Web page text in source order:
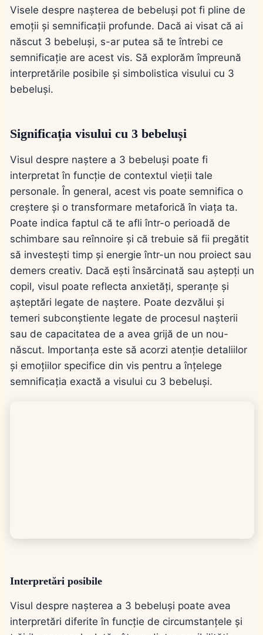
Visele despre nașterea de bebeluși pot fi pline de
emoții și semnificații profunde. Dacă ai visat că ai
născut 3 bebeluși, s-ar putea să te întrebi ce
semnificație are acest vis. Să explorăm împreună
interpretările posibile și simbolistica visului cu 3
bebeluși.
Significația visului cu 3 bebeluși
Visul despre naștere a 3 bebeluși poate fi
interpretat în funcție de contextul vieții tale
personale. În general, acest vis poate semnifica o
creștere și o transformare metaforică în viața ta.
Poate indica faptul că te afli într-o perioadă de
schimbare sau reînnoire și că trebuie să fii pregătit
să investești timp și energie într-un nou proiect sau
demers creativ. Dacă ești însărcinată sau aștepți un
copil, visul poate reflecta anxietăți, speranțe și
așteptări legate de naștere. Poate dezvălui și
temeri subconștiente legate de procesul nașterii
sau de capacitatea de a avea grijă de un nou-
născut. Importanța este să acorzi atenție detaliilor
și emoțiilor specifice din vis pentru a înțelege
semnificația exactă a visului cu 3 bebeluși.
Interpretări posibile
Visul despre nașterea a 3 bebeluși poate avea
interpretări diferite în funcție de circumstanțele și